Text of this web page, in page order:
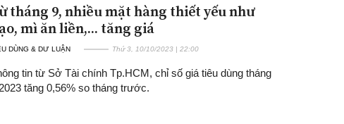
Đăng ký tin tức mới
tháng 9, nhiều mặt hàng thiết yếu như
mì ăn liền,... tăng giá
DÙNG & DƯ LUẬN Thứ 3, 10/10/2023 | 22:00
tin từ Sở Tài chính Tp.HCM, chỉ số giá tiêu dùng tháng
tăng 0,56% so tháng trước.